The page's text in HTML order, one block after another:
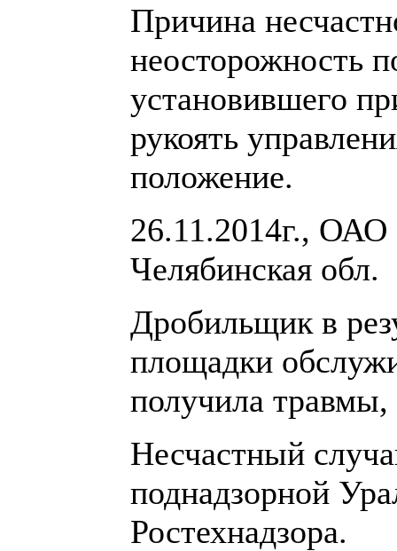
Причина
неосторожность
установившего
рукоять
положение.
26.11.2014г.,
Челябинская обл.
Дробильщик в
площадки
получила
Несчастный
поднадзорной
Ростехнадзора.